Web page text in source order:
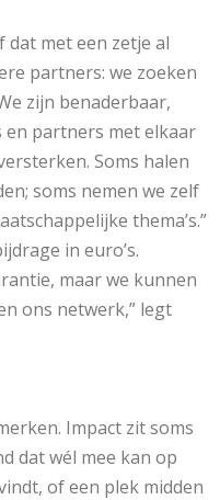
met een zetje al
partners: we zoeken
zijn benaderbaar,
en partners met elkaar
Soms halen
soms nemen we zelf
thema’s.”
in euro’s.
maar we kunnen
ons netwerk,” legt
Impact zit soms
dat wél mee kan op
of een plek midden